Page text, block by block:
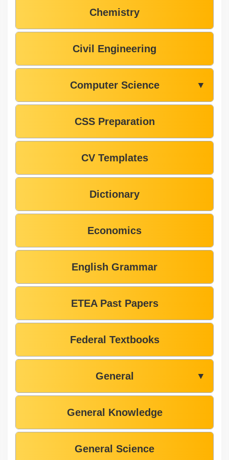
Chemistry
Civil Engineering
Computer Science ▼
CSS Preparation
CV Templates
Dictionary
Economics
English Grammar
ETEA Past Papers
Federal Textbooks
General ▼
General Knowledge
General Science